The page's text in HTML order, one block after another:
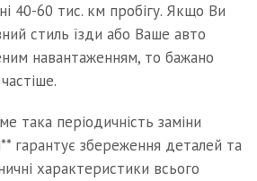
40-60 тис. км пробігу. Якщо Ви
стиль їзди або Ваше авто
навантаженням, то бажано
така періодичність заміни
гарантує збереження деталей та
характеристики всього